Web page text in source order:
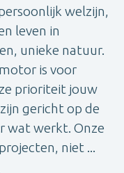
welzijn,
leven in
unieke natuur.
is voor
prioriteit jouw
gericht op de
wat werkt. Onze
niet ...